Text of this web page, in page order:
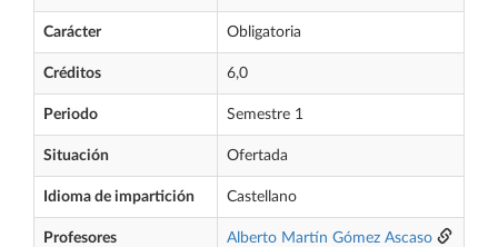
Carácter Obligatoria
Créditos 6,0
Periodo Semestre 1
Situación Ofertada
Idioma de impartición Castellano
Profesores Alberto Martín Gómez Ascaso